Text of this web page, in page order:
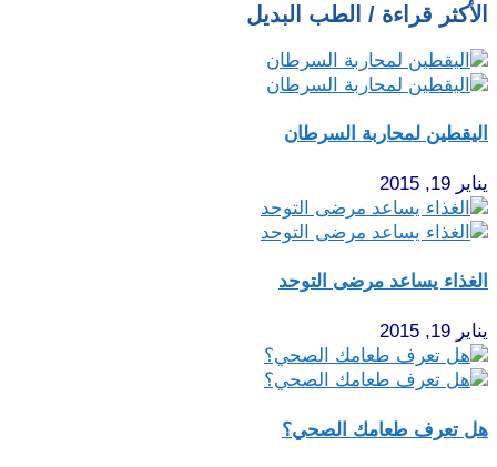
الأكثر قراءة / الطب البديل
اليقطين لمحاربة السرطان
يناير 19, 2015
الغذاء يساعد مرضى التوحد
يناير 19, 2015
هل تعرف طعامك الصحي؟